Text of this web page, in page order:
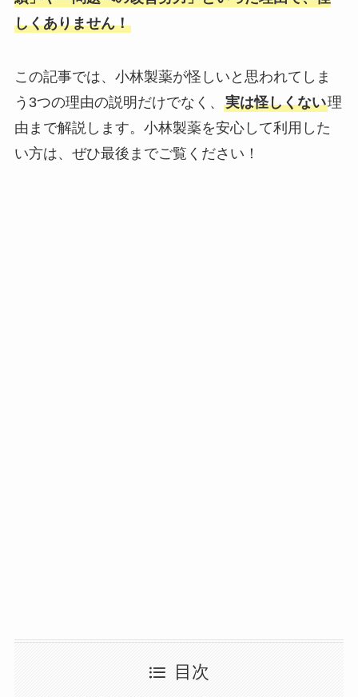
しくありません！
この記事では、小林製薬が怪しいと思われてしま
う3つの理由の説明だけでなく、 実は怪しくない理
由まで解説します。小林製薬を安心して利用した
い方は、ぜひ最後までご覧ください！
目次